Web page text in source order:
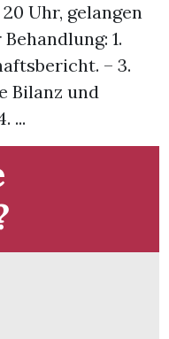
Uhr, gelangen
1.
– 3.
Bilanz und
...